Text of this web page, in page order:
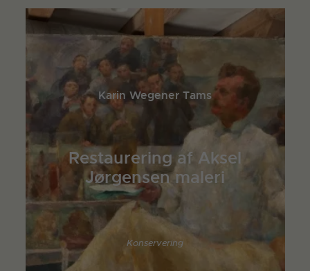
Karin Wegener Tams
Restaurering af Aksel
Jørgensen maleri
Konservering